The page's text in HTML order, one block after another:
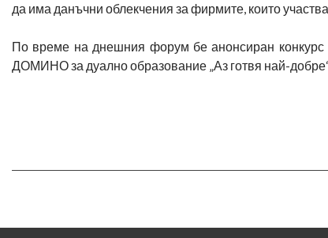
да има данъчни облекчения за фирмите, които
По време на днешния форум бе анонсиран конкурс
ДОМИНО за дуално образование „Аз готвя най-